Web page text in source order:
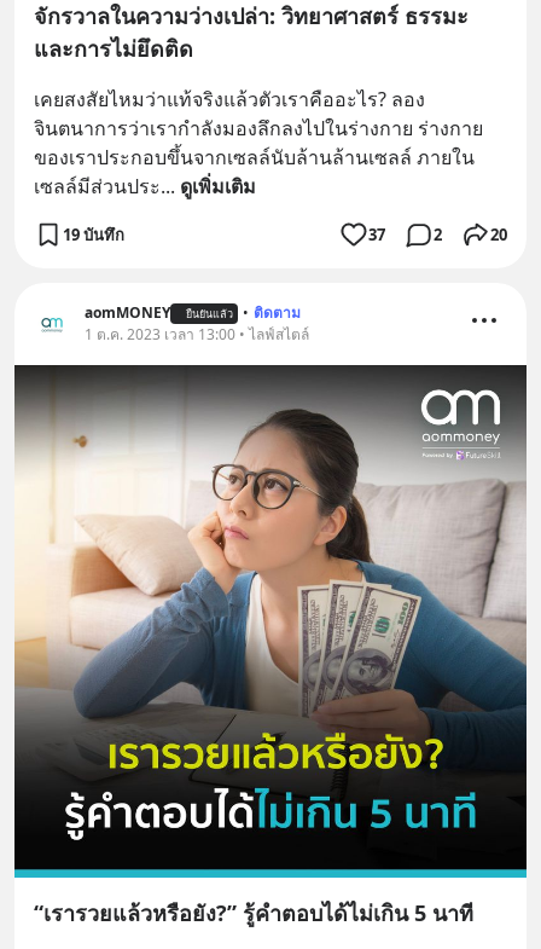
จักรวาลในความว่างเปล่า: วิทยาศาสตร์ ธรรมะ
และการไม่ยึดติด
เคยสงสัยไหมว่าแท้จริงแล้วตัวเราคืออะไร? ลอง
จินตนาการว่าเรากำลังมองลึกลงไปในร่างกาย ร่างกาย
ของเราประกอบขึ้นจากเซลล์นับล้านล้านเซลล์ ภายใน
เซลล์มีส่วนประ... ดูเพิ่มเติม
19 บันทึก 37 2 20
aomMONEY ยืนยันแล้ว • ติดตาม
1 ต.ค. 2023 เวลา 13:00 • ไลฟ์สไตล์
“เรารวยแล้วหรือยัง?” รู้คำตอบได้ไม่เกิน 5 นาที